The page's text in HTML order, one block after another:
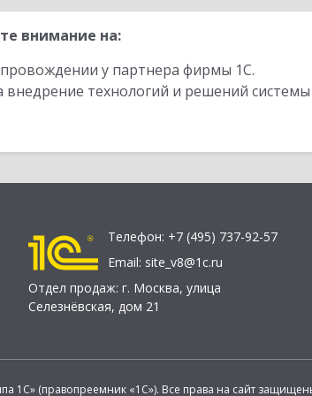
внимание на:
у партнера фирмы 1С.
внедрение технологий и решений
Телефон: +7 (495) 737-92-57
Email: site_v8@1c.ru
Отдел продаж: г. Москва, улица
Селезнёвская, дом 21
1С» (правопреемник «1С»). Все права на сайт